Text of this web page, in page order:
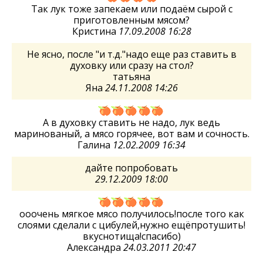
Так лук тоже запекаем или подаём сырой с
приготовленным мясом?
Кристина 17.09.2008 16:28
Не ясно, после "и т.д."надо еще раз ставить в
духовку или сразу на стол?
татьяна
Яна 24.11.2008 14:26
А в духовку ставить не надо, лук ведь
маринованый, а мясо горячее, вот вам и сочность.
Галина 12.02.2009 16:34
дайте попробовать
29.12.2009 18:00
ооочень мягкое мясо получилось!после того как
слоями сделали с цибулей,нужно ещёпротушить!
вкуснотища!спасибо)
Александра 24.03.2011 20:47